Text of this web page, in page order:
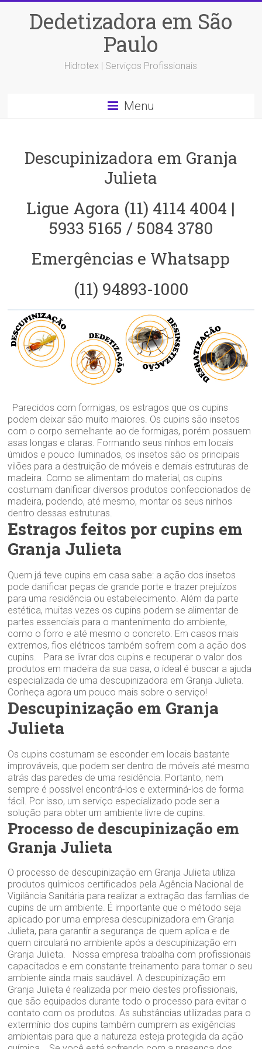
Dedetizadora em São
Paulo
Hidrotex | Serviços Profissionais
Menu
Descupinizadora em Granja
Julieta
Ligue Agora (11) 4114 4004 |
5933 5165 / 5084 3780
Emergências e Whatsapp
(11) 94893-1000
Parecidos com formigas, os estragos que os cupins
podem deixar são muito maiores. Os cupins são insetos
com o corpo semelhante ao de formigas, porém possuem
asas longas e claras. Formando seus ninhos em locais
úmidos e pouco iluminados, os insetos são os principais
vilões para a destruição de móveis e demais estruturas de
madeira. Como se alimentam do material, os cupins
costumam danificar diversos produtos confeccionados de
madeira, podendo, até mesmo, montar os seus ninhos
dentro dessas estruturas.
Estragos feitos por cupins em
Granja Julieta
Quem já teve cupins em casa sabe: a ação dos insetos
pode danificar peças de grande porte e trazer prejuízos
para uma residência ou estabelecimento. Além da parte
estética, muitas vezes os cupins podem se alimentar de
partes essenciais para o mantenimento do ambiente,
como o forro e até mesmo o concreto. Em casos mais
extremos, fios elétricos também sofrem com a ação dos
cupins. Para se livrar dos cupins e recuperar o valor dos
produtos em madeira da sua casa, o ideal é buscar a ajuda
especializada de uma descupinizadora em Granja Julieta.
Conheça agora um pouco mais sobre o serviço!
Descupinização em Granja
Julieta
Os cupins costumam se esconder em locais bastante
improváveis, que podem ser dentro de móveis até mesmo
atrás das paredes de uma residência. Portanto, nem
sempre é possível encontrá-los e exterminá-los de forma
fácil. Por isso, um serviço especializado pode ser a
solução para obter um ambiente livre de cupins.
Processo de descupinização em
Granja Julieta
O processo de descupinização em Granja Julieta utiliza
produtos químicos certificados pela Agência Nacional de
Vigilância Sanitária para realizar a extração das famílias de
cupins de um ambiente. É importante que o método seja
aplicado por uma empresa descupinizadora em Granja
Julieta, para garantir a segurança de quem aplica e de
quem circulará no ambiente após a descupinização em
Granja Julieta. Nossa empresa trabalha com profissionais
capacitados e em constante treinamento para tornar o seu
ambiente ainda mais saudável. A descupinização em
Granja Julieta é realizada por meio destes profissionais,
que são equipados durante todo o processo para evitar o
contato com os produtos. As substâncias utilizadas para o
extermínio dos cupins também cumprem as exigências
ambientais para que a natureza esteja protegida da ação